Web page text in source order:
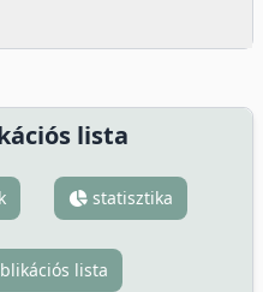
lista
statisztika
lista